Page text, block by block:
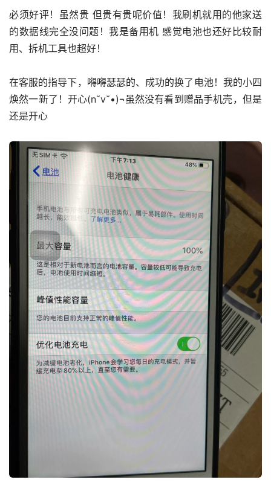
必须好评！虽然贵 但贵有贵呢价值！我刷机就用的他家送
的数据线完全没问题！我是备用机 感觉电池也还好比较耐
用、拆机工具也超好！
在客服的指导下，嘚嘚瑟瑟的、成功的换了电池！我的小四
焕然一新了！开心(n˘v˘•)¬虽然没有看到赠品手机壳，但是
还是开心